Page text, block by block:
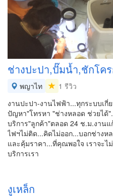
ช่างปะปา,ปั๊มน้ำ,ชักโค
พญาไท
1 รีวิว
งานปะปา-งานไฟฟ้า...ทุกระบบเ
ปัญหา"โทรหา "ช่างหลอด ช่วยได้
บริการ"ลูกค้า"ตลอด 24 ช.ม.งาน
ไฟฯไม่ติด...คิดไม่ออก...บอกช่าง
และคุ้มราคา...ที่คุณพอใจ เราจะ
บริการเรา
งูเหล็ก